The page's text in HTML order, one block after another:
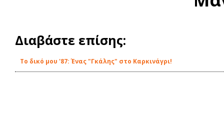
Διαβάστε επίσης:
Το δικό μου '87: Ένας "Γκάλης" στο Καρκινάγρι!